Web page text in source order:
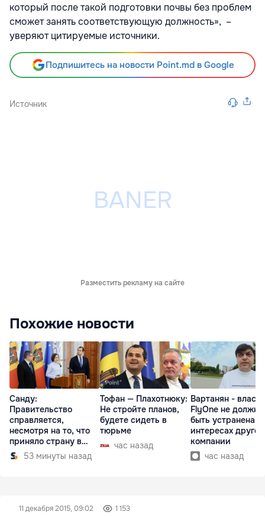
который после такой подготовки почвы без проблем
сможет занять соответствующую должность», –
уверяют цитируемые источники.
Подпишитесь на новости Point.md в Google
Источник
Разместить рекламу на сайте
Похожие новости
Санду:
Правительство
справляется,
несмотря на то, что
приняло страну в
разгар кризиса
53 минуты назад
Тофан — Плахотнюку:
Не стройте планов,
будете сидеть в
тюрьме
час назад
Вартанян -
FlyOne не должна
быть устранена в
интересах другой
компании
час назад
11 декабря 2015, 09:02 1 153